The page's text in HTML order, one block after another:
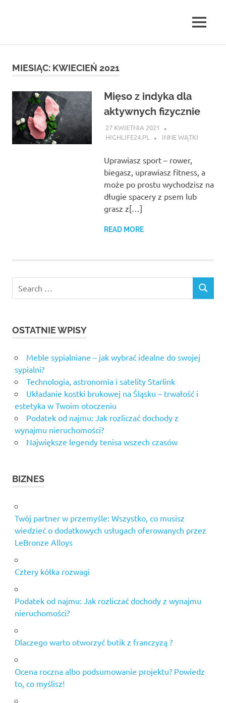
MENU
MIESIĄC: KWIECIEŃ 2021
Mięso z indyka dla
aktywnych fizycznie
27 KWIETNIA 2021
HIGHLIFE24.PL
INNE WĄTKI
Uprawiasz sport – rower,
biegasz, uprawiasz fitness, a
może po prostu wychodzisz na
długie spacery z psem lub
grasz z[…]
READ MORE
for:
SEARCH
OSTATNIE WPISY
Meble sypialniane – jak wybrać idealne do swojej
sypialni?
Technologia, astronomia i satelity Starlink
Układanie kostki brukowej na Śląsku – trwałość i
estetyka w Twoim otoczeniu
Podatek od najmu: Jak rozliczać dochody z
wynajmu nieruchomości?
Największe legendy tenisa wszech czasów
BIZNES
Twój partner w przemyśle: Wszystko, co musisz
wiedzieć o dodatkowych usługach oferowanych przez
LeBronze Alloys
Cztery kółka rozwagi
Podatek od najmu: Jak rozliczać dochody z wynajmu
nieruchomości?
Dlaczego warto otworzyć butik z franczyzą ?
Ocena roczna albo podsumowanie projektu? Powiedz
to, co myślisz!